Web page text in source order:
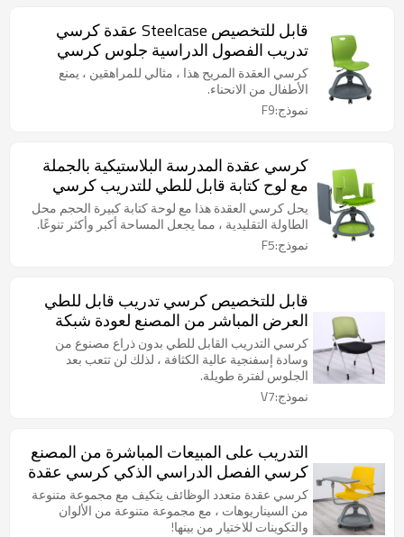
قابل للتخصيص Steelcase عقدة كرسي
تدريب الفصول الدراسية جلوس كرسي
متحرك لوحي ذراع كرسي مع عجلة
كرسي العقدة المريح هذا ، مثالي للمراهقين ، يمنع
الأطفال من الانحناء.
نموذج:F9
كرسي عقدة المدرسة البلاستيكية بالجملة
مع لوح كتابة قابل للطي للتدريب كرسي
الفصل الدراسي الذكي للطلاب
يحل كرسي العقدة هذا مع لوحة كتابة كبيرة الحجم محل
الطاولة التقليدية ، مما يجعل المساحة أكبر وأكثر تنوعًا.
نموذج:F5
قابل للتخصيص كرسي تدريب قابل للطي
العرض المباشر من المصنع لعودة شبكة
غرفة التدريب والمؤتمرات في الفصول
الدراسية
كرسي التدريب القابل للطي بدون ذراع مصنوع من
وسادة إسفنجية عالية الكثافة ، لذلك لن تتعب بعد
الجلوس لفترة طويلة.
نموذج:V7
التدريب على المبيعات المباشرة من المصنع
كرسي الفصل الدراسي الذكي كرسي عقدة
المدرسة البلاستيكية مع لوح كتابة قابل
للطي
كرسي عقدة متعدد الوظائف يتكيف مع مجموعة متنوعة
من السيناريوهات ، مع مجموعة متنوعة من الألوان
والتكوينات للاختيار من بينها!